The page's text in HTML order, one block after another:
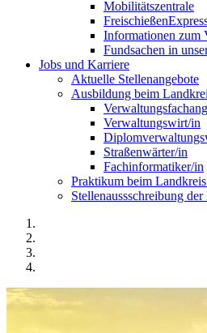
Mobilitätszentrale
Informationen zum
Fundsachen in
Jobs und Karriere
Aktuelle Stellenangebote
Ausbildung beim
Verwaltungswirt/in
Straßenwärter/in
Fachinformatiker/in
Praktikum beim
Stellenaussschreibung